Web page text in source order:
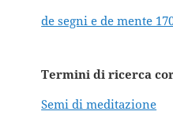
de segni e de mente
Termini di ricerca
Semi di meditazione